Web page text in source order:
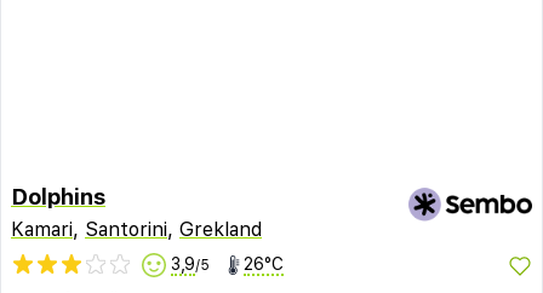
Dolphins
Kamari, Santorini, Grekland
3,9/5 26°C